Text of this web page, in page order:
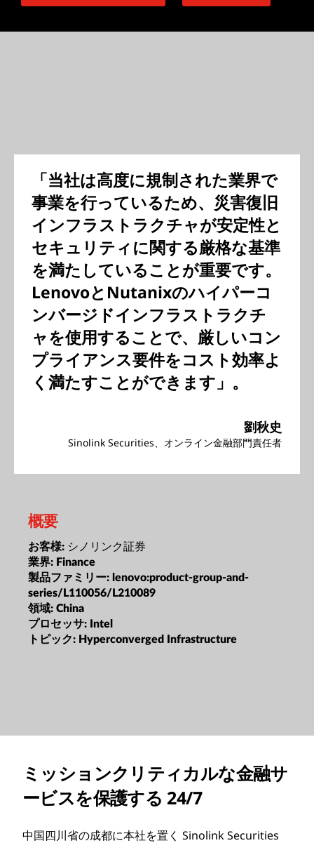
「当社は高度に規制された業界で
事業を行っているため、災害復旧
インフラストラクチャが安定性と
セキュリティに関する厳格な基準
を満たしていることが重要です。
LenovoとNutanixのハイパーコ
ンバージドインフラストラクチ
ャを使用することで、厳しいコン
プライアンス要件をコスト効率よ
く満たすことができます」。
劉秋史
Sinolink Securities、オンライン金融部門責任者
概要
お客様: シノリンク証券
業界: Finance
製品ファミリー: lenovo:product-group-and-
series/L110056/L210089
領域: China
プロセッサ: Intel
トピック: Hyperconverged Infrastructure
ミッションクリティカルな金融サ
ービスを保護する 24/7
中国四川省の成都に本社を置く Sinolink Securities